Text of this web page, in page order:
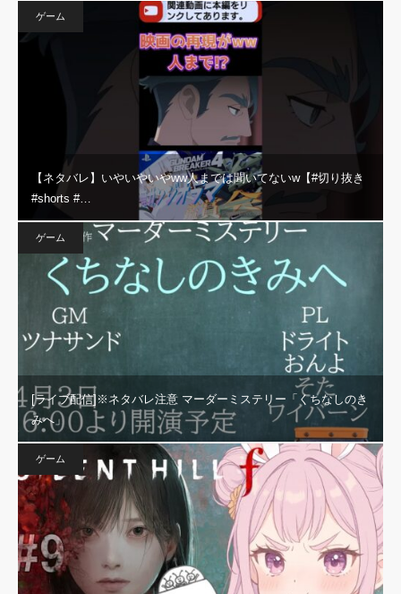
ゲーム
【ネタバレ】いやいやいやww人までは聞いてないw【#切り抜き
#shorts #…
ゲーム
[ライブ配信]※ネタバレ注意 マーダーミステリー「くちなしのき
みへ」
ゲーム